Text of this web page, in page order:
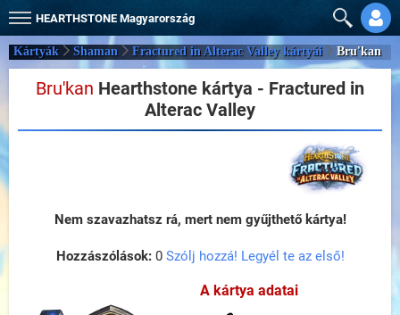
HEARTHSTONE Magyarország
Kártyák Shaman Fractured in Alterac Valley kártyái Bru'kan
Bru'kan Hearthstone kártya - Fractured in
Alterac Valley
Nem szavazhatsz rá, mert nem gyűjthető kártya!
Hozzászólások:0 Szólj hozzá! Legyél te az első!
A kártya adatai